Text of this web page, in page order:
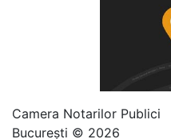
Camera Notarilor Publici
București © 2026